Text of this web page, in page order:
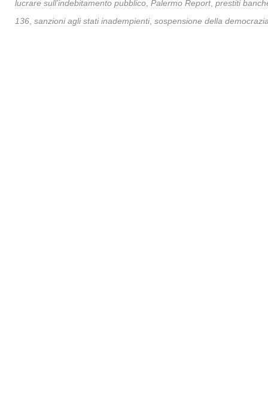
lucrare sull’indebitamento pubblico Palermo Report, prestiti
136 sanzioni agli stati inadempienti, sospensione della